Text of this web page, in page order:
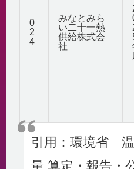
0
2
4
みなとみら
い二十一熱
供給株式会
社
引用：環境省　
量 算定・報告・